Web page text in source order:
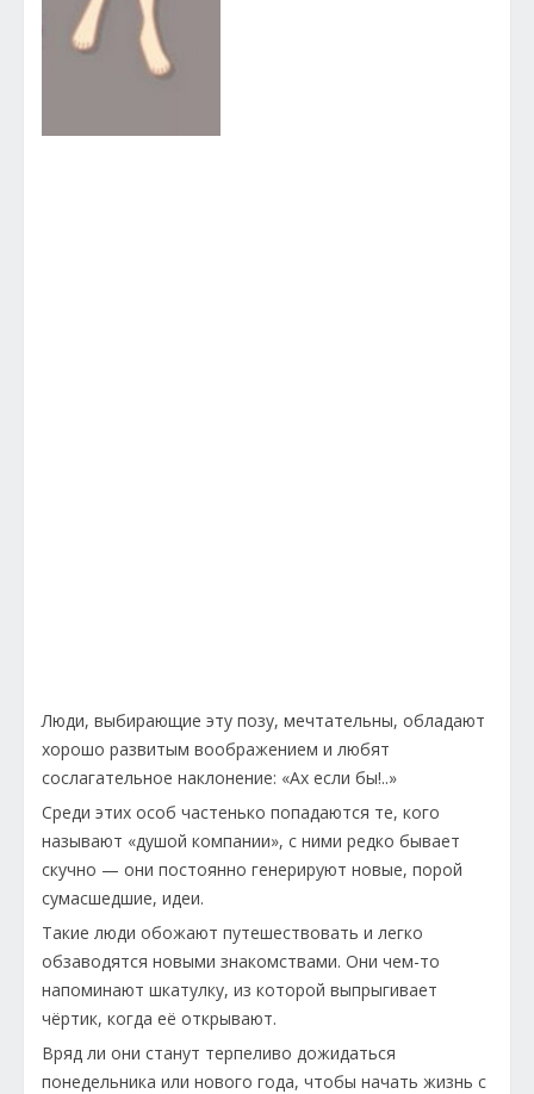
Люди, выбирающие эту позу, мечтательны, обладают
хорошо развитым воображением и любят
сослагательное наклонение: «Ах если бы!..»
Среди этих особ частенько попадаются те, кого
называют «душой компании», с ними редко бывает
скучно — они постоянно генерируют новые, порой
сумасшедшие, идеи.
Такие люди обожают путешествовать и легко
обзаводятся новыми знакомствами. Они чем-то
напоминают шкатулку, из которой выпрыгивает
чёртик, когда её открывают.
Вряд ли они станут терпеливо дожидаться
понедельника или нового года, чтобы начать жизнь с